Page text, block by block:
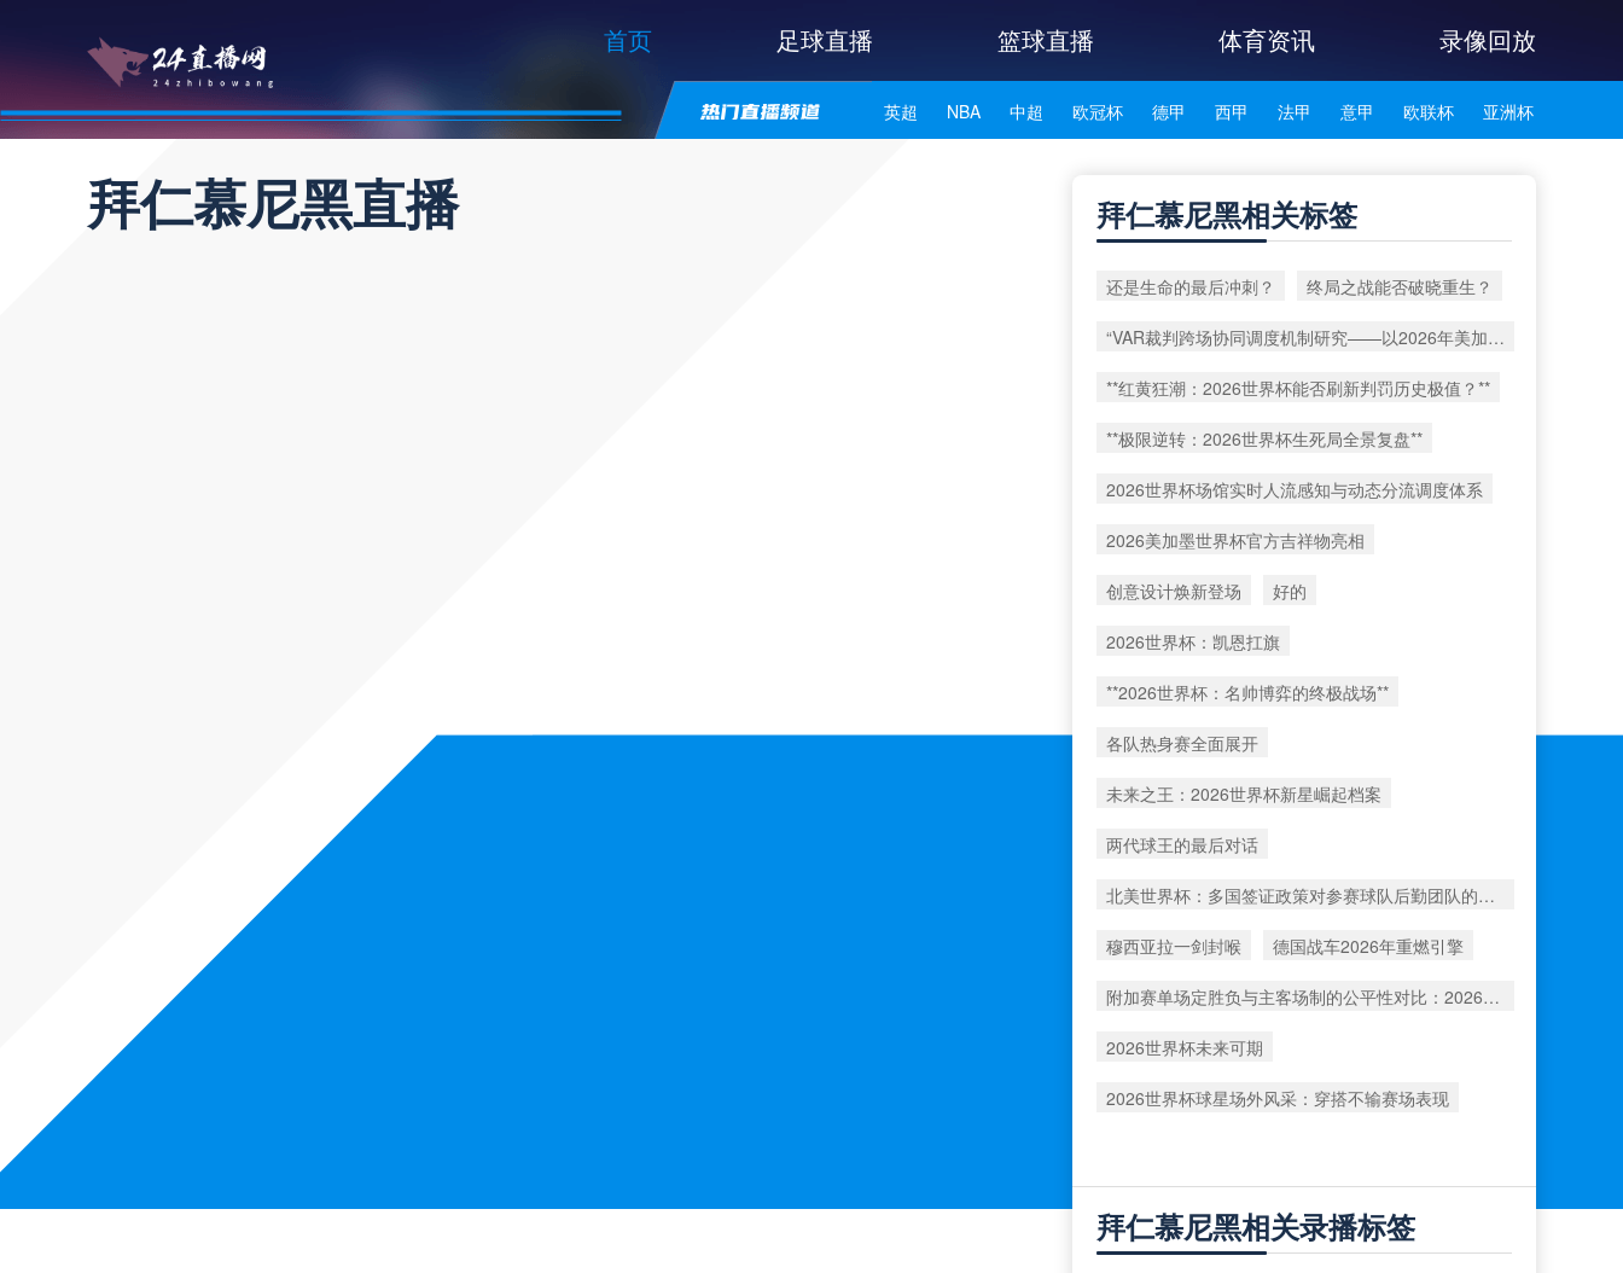
首页 足球直播 篮球直播 体育资讯 录像回放
英超 NBA 中超 欧冠杯 德甲 西甲 法甲 意甲 欧联杯 亚洲杯
拜仁慕尼黑直播 拜仁慕尼黑相关标签
还是生命的最后冲刺？ 终局之战能否破晓重生？
“VAR裁判跨场协同调度机制研究——以2026年美加墨世界杯赛事为例”
**红黄狂潮：2026世界杯能否刷新判罚历史极值？**
**极限逆转：2026世界杯生死局全景复盘**
2026世界杯场馆实时人流感知与动态分流调度体系
2026美加墨世界杯官方吉祥物亮相
创意设计焕新登场 好的
2026世界杯：凯恩扛旗
**2026世界杯：名帅博弈的终极战场**
各队热身赛全面展开
未来之王：2026世界杯新星崛起档案
两代球王的最后对话
北美世界杯：多国签证政策对参赛球队后勤团队的运作挑战与应对分析
穆西亚拉一剑封喉 德国战车2026年重燃引擎
附加赛单场定胜负与主客场制的公平性对比：2026年世界杯前瞻
2026世界杯未来可期
2026世界杯球星场外风采：穿搭不输赛场表现
拜仁慕尼黑相关录播标签